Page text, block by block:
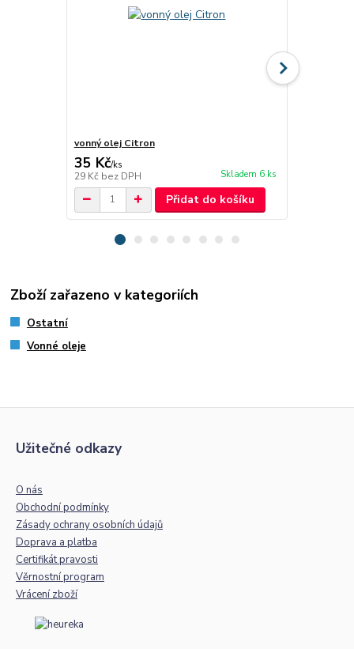
vonný olej Citron
35 Kč/ks
29 Kč bez DPH Skladem 6 ks
Přidat do košíku
Zboží zařazeno v kategoriích
Ostatní
Vonné oleje
Užitečné odkazy
O nás
Obchodní podmínky
Zásady ochrany osobních údajů
Doprava a platba
Certifikát pravosti
Věrnostní program
Vrácení zboží